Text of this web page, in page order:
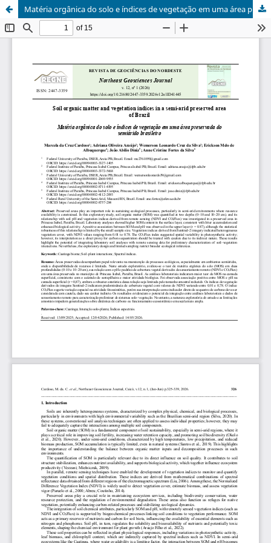
Matéria orgânica do solo e índices de vegetação em uma área preservada do semiárido brasileiro